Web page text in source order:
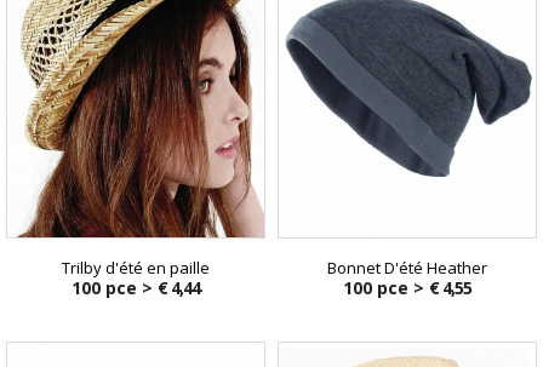
Trilby d'été en paille
100 pce > € 4,44
Bonnet D'été Heather
100 pce > € 4,55